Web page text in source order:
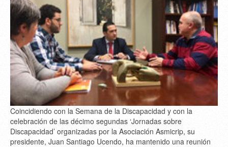
Coincidiendo con la Semana de la Discapacidad y con la
celebración de las décimo segundas ‘Jornadas sobre
Discapacidad’ organizadas por la Asociación Asmicrip, su
presidente, Juan Santiago Ucendo, ha mantenido una reunión